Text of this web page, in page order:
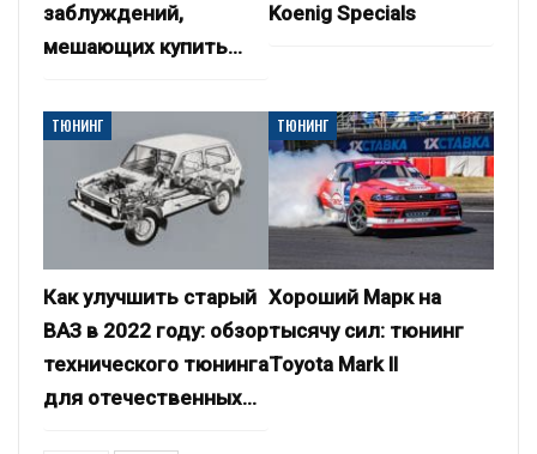
заблуждений,
мешающих купить…
Koenig Specials
ТЮНИНГ
Как улучшить старый
ВАЗ в 2022 году: обзор
технического тюнинга
для отечественных…
ТЮНИНГ
Хороший Марк на
тысячу сил: тюнинг
Toyota Mark II